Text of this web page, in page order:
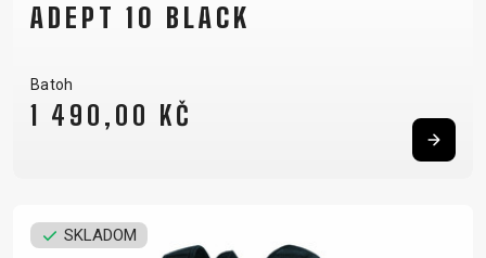
ADEPT 10 BLACK
Batoh
1 490,00 KČ
SKLADOM